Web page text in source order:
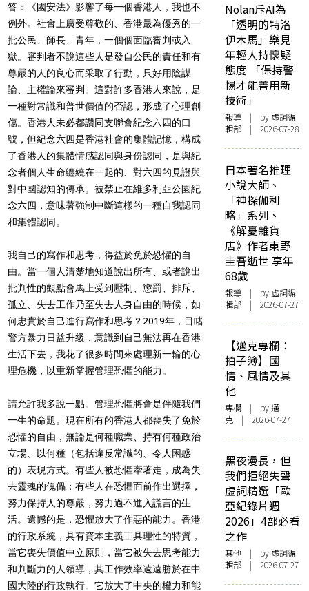
答：《國安法》影響了每一個香港人，我也不
例外。社會上廣受尊敬的、香港最為優秀的一
批公民、師長、青年，一個個面臨審判或入
獄。審判者不說這些人是發自公民的責任和有
尊嚴的人的良心而采取了行動，只好用陰謀
論、主權論來審判。這對許多香港人來說，是
一種對常識和普世價值的否認，形成了心理創
傷。香港人未必都讚同支聯會紀念六四的口
號，但紀念六四是香港社會的集體記憶，構成
了香港人的集體情感認同與身份認同，是與紀
念者個人生命纏繞在一起的、對六四的見證與
對中國認知的傳承。被禁止在維多利亞公園紀
念六四，意味著強制中斷這樣的一種自我認同
和集體認同。
我自己的寫作和思考，得益於免於恐懼的自
由。當一個人清楚地知道說出所有、或者說出
批判性的觀點會馬上受到壓制、懲罰、排斥、
孤立、失去工作乃至失去人身自由的時候，如
何忠實於自己進行寫作和思考？2019年，目睹
警方暴力日益升級，意識到自己無法再在香港
生活下去，我花了很多時間來處理新一輪的心
理危機，以重新掌握管理恐懼的能力。
請允許我多說一點。管理恐懼將會是伴隨我們
一生的命題。現在所有的香港人都喪失了免於
恐懼的自由，無論是何種職業、持有何種政治
立場、以何種（包括違反常識的、令人困惑
的）表現方式。有些人被恐懼牽著走，成為失
去靈魂的傀儡；有些人在恐懼面前作出選擇，
努力保持人的尊嚴，努力過不進入謊言的生
活。遺憾的是，恐懼放大了作惡的能力。香港
的行政系統，具有資本主義工具理性的特質，
當它喪失價值中立原則，當它被失去思考能力
和判斷力的人領導，其工作效率遠遠勝於在中
國大陸的行政執行。它放大了中央的權力和能
Nolan斥AI為
「透明的特洛
伊木馬」樂見
年輕人持懷疑
態度 「保持警
惕才能善用新
技術」
報導 | by 虛詞編
輯部 | 2026-07-28
日本著名推理
小說大師、
「神探伽利
略」系列、
《解憂雜貨
店》作者東野
圭吾逝世 享年
68歲
報導 | by 虛詞編
輯部 | 2026-07-27
【邁克專欄：
拍子簿】國
情、風情及其
他
專欄 | by邁
克 | 2026-07-27
黑夜漫長，但
我們拒絕失聲
虛詞精選「歐
亞紀錄片週
2026」4部必看
之作
其他 | by 虛詞編
輯部 | 2026-07-27